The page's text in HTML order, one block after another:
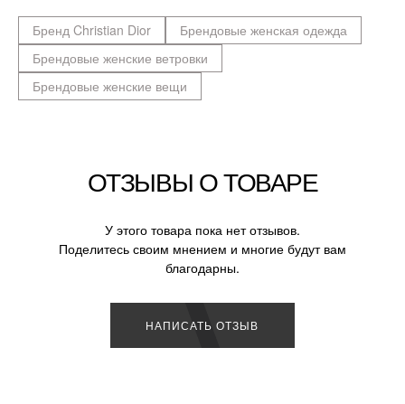
Бренд Christian Dior
Брендовые женская одежда
Брендовые женские ветровки
Брендовые женские вещи
ОТЗЫВЫ О ТОВАРЕ
У этого товара пока нет отзывов.
Поделитесь своим мнением и многие будут вам
благодарны.
НАПИСАТЬ ОТЗЫВ